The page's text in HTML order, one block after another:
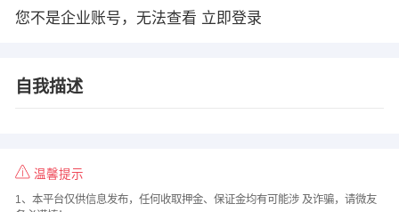
您不是企业账号，无法查看 立即登录
自我描述
温馨提示
1、本平台仅供信息发布，任何收取押金、保证金均有可能涉 及诈骗，请微友